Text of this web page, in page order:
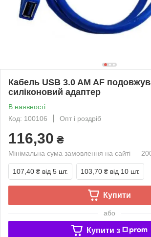
Кабель USB 3.0 AM AF
силіконовий адаптер
В наявності
Код: 100106
Опт і роздріб
116,30 ₴
Мінімальна сума замовлення на сайті —
107,40 ₴ від 5 шт. 103,70 ₴ від 10 шт.
Купити
або
Купити з